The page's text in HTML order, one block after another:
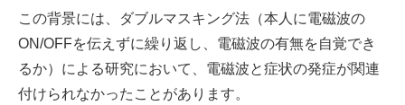
この背景には、ダブルマスキング法（本人に電磁波の
ON/OFFを伝えずに繰り返し、電磁波の有無を自覚でき
るか）による研究において、電磁波と症状の発症が関連
付けられなかったことがあります。